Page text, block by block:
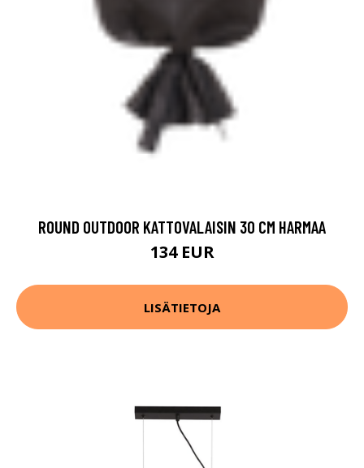
ROUND OUTDOOR KATTOVALAISIN 30 CM HARMAA
134 EUR
LISÄTIETOJA